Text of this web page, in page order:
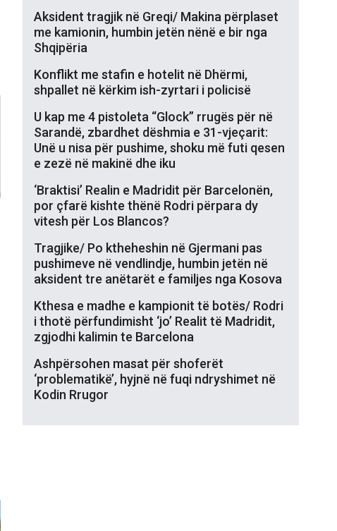
Aksident tragjik në Greqi/ Makina përplaset
me kamionin, humbin jetën nënë e bir nga
Shqipëria
Konflikt me stafin e hotelit në Dhërmi,
shpallet në kërkim ish-zyrtari i policisë
U kap me 4 pistoleta “Glock” rrugës për në
Sarandë, zbardhet dëshmia e 31-vjeçarit:
Unë u nisa për pushime, shoku më futi qesen
e zezë në makinë dhe iku
‘Braktisi’ Realin e Madridit për Barcelonën,
por çfarë kishte thënë Rodri përpara dy
vitesh për Los Blancos?
Tragjike/ Po ktheheshin në Gjermani pas
pushimeve në vendlindje, humbin jetën në
aksident tre anëtarët e familjes nga Kosova
Kthesa e madhe e kampionit të botës/ Rodri
i thotë përfundimisht ‘jo’ Realit të Madridit,
zgjodhi kalimin te Barcelona
Ashpërsohen masat për shoferët
‘problematikë’, hyjnë në fuqi ndryshimet në
Kodin Rrugor